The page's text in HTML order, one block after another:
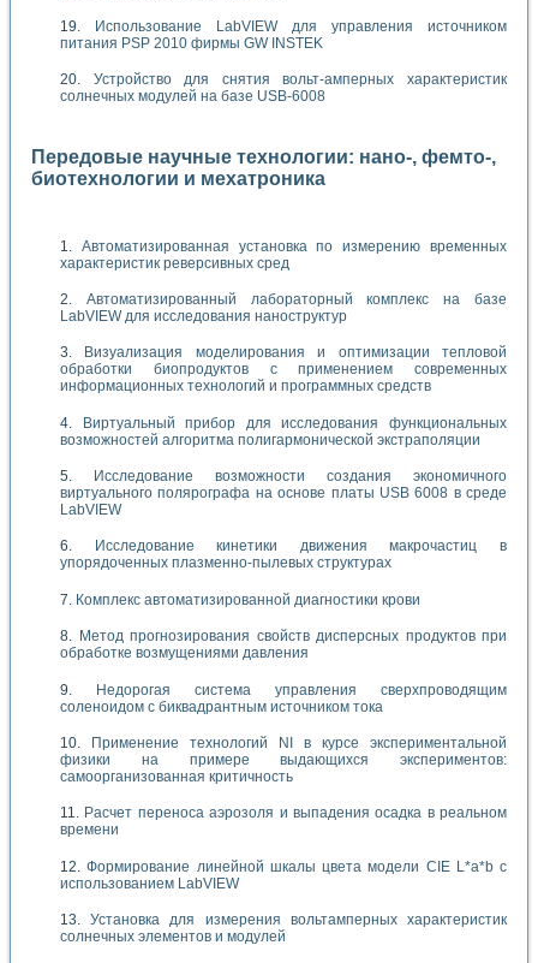
Использование LabVIEW для управления источником
питания PSP 2010 фирмы GW INSTEK
Устройство для снятия вольт-амперных характеристик
солнечных модулей на базе USB-6008
Передовые научные технологии: нано-, фемто-,
биотехнологии и мехатроника
Автоматизированная установка по измерению временных
характеристик реверсивных сред
Автоматизированный лабораторный комплекс на базе
LabVIEW для исследования наноструктур
Визуализация моделирования и оптимизации тепловой
обработки биопродуктов с применением современных
информационных технологий и программных средств
Виртуальный прибор для исследования функциональных
возможностей алгоритма полигармонической экстраполяции
Исследование возможности создания экономичного
виртуального полярографа на основе платы USB 6008 в среде
LabVIEW
Исследование кинетики движения макрочастиц в
упорядоченных плазменно-пылевых структурах
Комплекс автоматизированной диагностики крови
Метод прогнозирования свойств дисперсных продуктов при
обработке возмущениями давления
Недорогая система управления сверхпроводящим
соленоидом с биквадрантным источником тока
Применение технологий NI в курсе экспериментальной
физики на примере выдающихся экспериментов:
самоорганизованная критичность
Расчет переноса аэрозоля и выпадения осадка в реальном
времени
Формирование линейной шкалы цвета модели CIE L*a*b с
использованием LabVIEW
Установка для измерения вольтамперных характеристик
солнечных элементов и модулей